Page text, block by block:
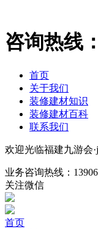
咨询热线：
首页
关于我们
装修建材知识
装修建材百科
联系我们
欢迎光临福建九游会
业务咨询热线：
关注微信
首页